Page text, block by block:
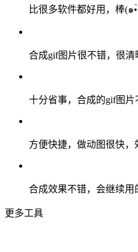
合成gif图片很不错，很清
十分省事，合成的gif图片
方便快捷，做动图很快，
合成效果不错，会继续用
更多工具